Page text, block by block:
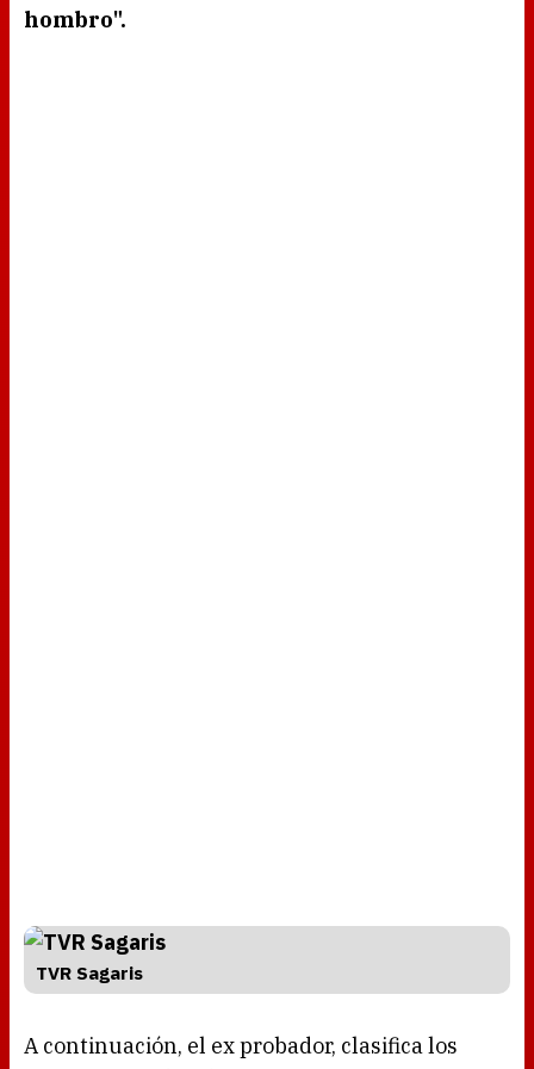
hombro".
TVR Sagaris
A continuación, el ex probador, clasifica los